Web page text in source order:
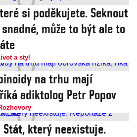
si poděkujete. Seknout
může to být ale to
a styl
na trhu mají
adiktolog Petr Popov
Stát, který neexistuje.